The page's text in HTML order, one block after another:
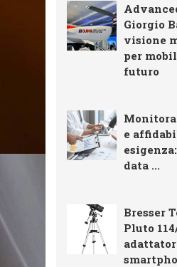
Giorgio
visione
per
futuro
e
data ...
Bresser
Pluto